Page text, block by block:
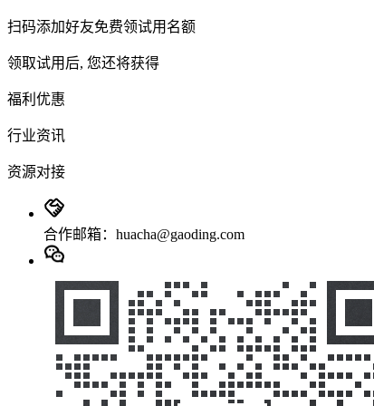
扫码添加好友免费领试用名额
领取试用后, 您还将获得
福利优惠
行业资讯
资源对接
合作邮箱：huacha@gaoding.com